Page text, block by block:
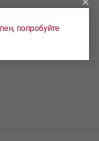
или услугу по
согласию
по личному
попробуйте